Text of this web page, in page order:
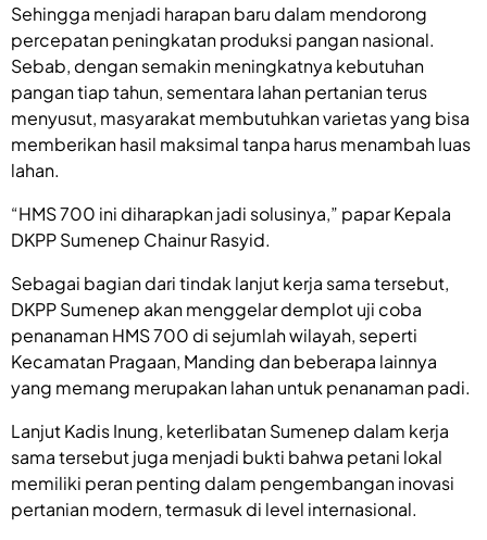
Sehingga menjadi harapan baru dalam mendorong
percepatan peningkatan produksi pangan nasional.
Sebab, dengan semakin meningkatnya kebutuhan
pangan tiap tahun, sementara lahan pertanian terus
menyusut, masyarakat membutuhkan varietas yang bisa
memberikan hasil maksimal tanpa harus menambah luas
lahan.
“HMS 700 ini diharapkan jadi solusinya,” papar Kepala
DKPP Sumenep Chainur Rasyid.
Sebagai bagian dari tindak lanjut kerja sama tersebut,
DKPP Sumenep akan menggelar demplot uji coba
penanaman HMS 700 di sejumlah wilayah, seperti
Kecamatan Pragaan, Manding dan beberapa lainnya
yang memang merupakan lahan untuk penanaman padi.
Lanjut Kadis Inung, keterlibatan Sumenep dalam kerja
sama tersebut juga menjadi bukti bahwa petani lokal
memiliki peran penting dalam pengembangan inovasi
pertanian modern, termasuk di level internasional.